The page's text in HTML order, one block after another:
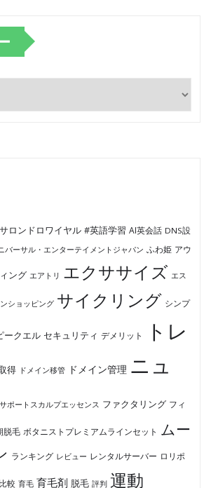
ロンドロワイヤル #英語学習 AI英会話 DNS設
バーサル・エンターテイメントジャパン ふわ姫 アウ
ング エアトリ エクササイズ エス
ショッピング サイクリング シンプ
ークエル セキュリティ デメリット
トレ
得 ドメイン移管 ドメイン管理 ニュ
ポートスカルプエッセンス ファクタリング フィ
脱毛 ボタニストプレミアムラインセット ムー
ランキング レビュー レンタルサーバー ロリポ
比較 育毛 育毛剤 脱毛 評判 運動